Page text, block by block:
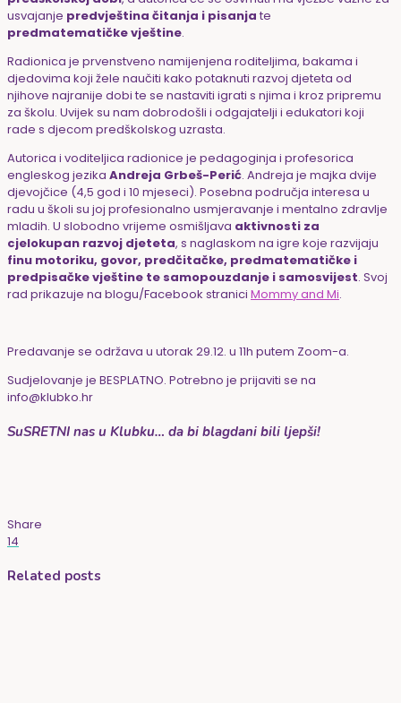
usvajanje predvještina čitanja i pisanja te
predmatematičke vještine.
Radionica je prvenstveno namijenjena roditeljima, bakama i
djedovima koji žele naučiti kako potaknuti razvoj djeteta od
njihove najranije dobi te se nastaviti igrati s njima i kroz pripremu
za školu. Uvijek su nam dobrodošli i odgajatelji i edukatori koji
rade s djecom predškolskog uzrasta.
Autorica i voditeljica radionice je pedagoginja i profesorica
engleskog jezika Andreja Grbeš-Perić. Andreja je majka dvije
djevojčice (4,5 god i 10 mjeseci). Posebna područja interesa u
radu u školi su joj profesionalno usmjeravanje i mentalno zdravlje
mladih. U slobodno vrijeme osmišljava aktivnosti za
cjelokupan razvoj djeteta, s naglaskom na igre koje razvijaju
finu motoriku, govor, predčitačke, predmatematičke i
predpisačke vještine te samopouzdanje i samosvijest. Svoj
rad prikazuje na blogu/Facebook stranici Mommy and Mi.
Predavanje se održava u utorak 29.12. u 11h putem Zoom-a.
Sudjelovanje je BESPLATNO. Potrebno je prijaviti se na
info@klubko.hr
SuSRETNI nas u Klubku… da bi blagdani bili ljepši!
Share
14
Related posts